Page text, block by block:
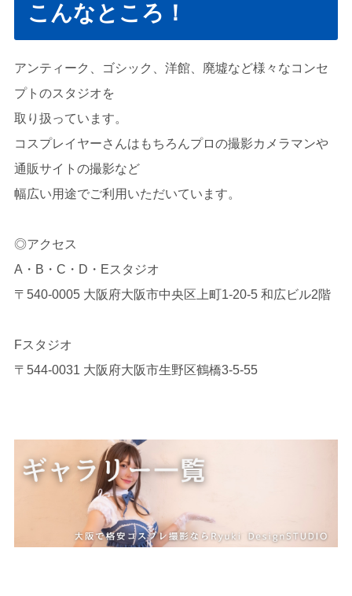
こんなところ！
アンティーク、ゴシック、洋館、廃墟など様々なコンセ
プトのスタジオを
取り扱っています。
コスプレイヤーさんはもちろんプロの撮影カメラマンや
通販サイトの撮影など
幅広い用途でご利用いただいています。
◎アクセス
A・B・C・D・Eスタジオ
〒540-0005 大阪府大阪市中央区上町1-20-5 和広ビル2階
Fスタジオ
〒544-0031 大阪府大阪市生野区鶴橋3-5-55